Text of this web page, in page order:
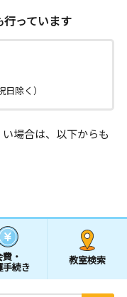
行っています
除く）
場合は、以下からも
・
手続き
教室検索